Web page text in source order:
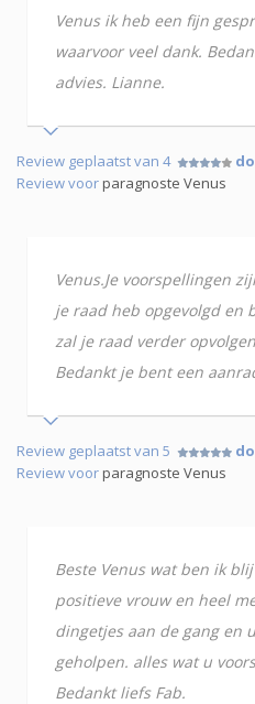
Venus ik heb een fijn
waarvoor veel dank.
advies. Lianne.
Review geplaatst van 4
Review voorparagnoste Venus
Venus.Je voorspellingen
je raad heb opgevolgd en
zal je raad verder
Bedankt je bent een
Review geplaatst van 5
Review voorparagnoste Venus
Beste Venus wat ben ik
positieve vrouw en heel
dingetjes aan de gang en
geholpen. alles wat u
Bedankt liefs Fab.